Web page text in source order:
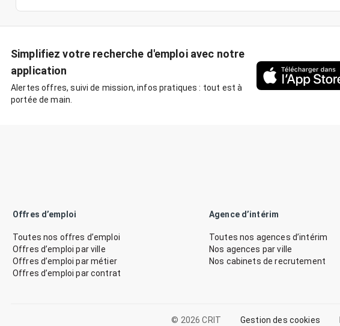
Simplifiez votre recherche d'emploi avec notre
application
Alertes offres, suivi de mission, infos pratiques : tout est à
portée de main.
Offres d’emploi
Toutes nos offres d’emploi
Offres d’emploi par ville
Offres d’emploi par métier
Offres d’emploi par contrat
Agence d’intérim
Toutes nos agences d’intérim
Nos agences par ville
Nos cabinets de recrutement
© 2026 CRIT Gestion des cookies